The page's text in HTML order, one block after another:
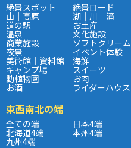
絶景スポット 絶景ロード
山｜高原 湖｜川｜滝
道の駅 お土産
温泉 文化施設
商業施設 ソフトクリーム
夜景 イベント体験
美術館｜資料館 海鮮
キャンプ場 スイーツ
動植物園 お肉
お酒 ライダーハウス
東西南北の端
全ての端 日本4端
北海道4端 本州4端
九州4端